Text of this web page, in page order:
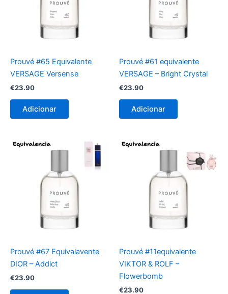
Prouvé #65 Equivalente
VERSAGE Versense
€23.90
Adicionar
Prouvé #61 equivalente
VERSAGE – Bright Crystal
€23.90
Adicionar
Prouvé #67 Equivalavente
DIOR – Addict
€23.90
Prouvé #11equivalente
VIKTOR & ROLF –
Flowerbomb
€23.90